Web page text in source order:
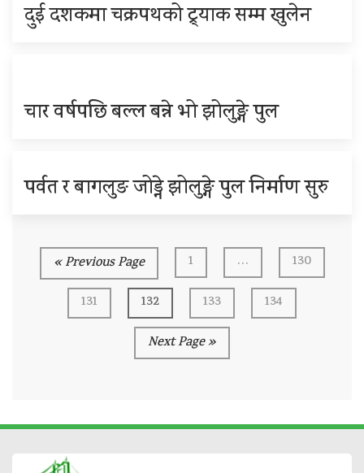
दुई दशकमा चक्रपथको ट्र्याक सम्म खुलेन
चार वर्षपछि बल्ल बन्ने भो झोलुङ्गे पुल
पर्वत र बागलुङ जोड्ने झोलुङ्गे पुल निर्माण सुरु
« Previous Page 1 …
130
131
132 133
134
Next Page »